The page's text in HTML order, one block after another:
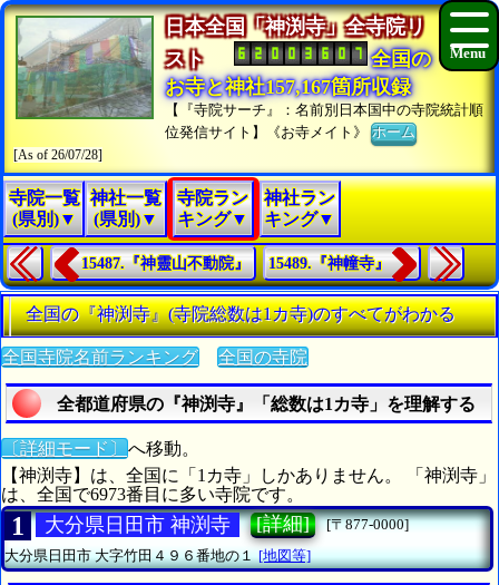
日本全国「神渕寺」全寺院リ
スト
全国の
お寺と神社157,167箇所収録
【『寺院サーチ』：名前別日本国中の寺院統計順
位発信サイト】《お寺メイト》ホーム
[As of 26/07/28]
寺院一覧
(県別)▼
神社一覧
(県別)▼
寺院ラン
キング▼
神社ラン
キング▼
15487.『神靈山不動院』 15489.『神幢寺』
全国の『神渕寺』(寺院総数は1カ寺)のすべてがわかる
全国寺院名前ランキング 全国の寺院
全都道府県の『神渕寺』「総数は1カ寺」を理解する
〔詳細モード〕 へ移動。
【神渕寺】は、全国に「1カ寺」しかありません。 「神渕寺」
は、全国で6973番目に多い寺院です。
1 大分県日田市 神渕寺 [詳細]
[〒877-0000]
大分県日田市大字竹田４９６番地の１ [地図等]